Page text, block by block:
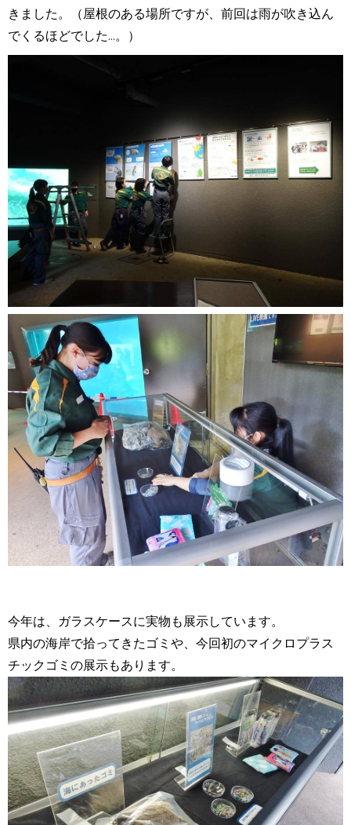
きました。（屋根のある場所ですが、前回は雨が吹き込ん
でくるほどでした...。）
今年は、ガラスケースに実物も展示しています。
県内の海岸で拾ってきたゴミや、今回初のマイクロプラス
チックゴミの展示もあります。